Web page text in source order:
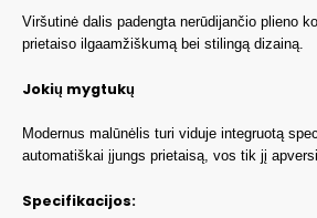
Viršutinė dalis padengta nerūdijančio plieno
prietaiso ilgaamžiškumą bei stilingą dizainą.
Jokių mygtukų
Modernus malūnėlis turi viduje integruotą
automatiškai įjungs prietaisą, vos tik jį
Specifikacijos: